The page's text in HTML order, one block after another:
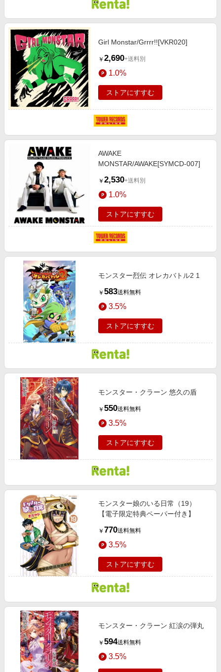
Girl Monstar/Grrrr!![VKR020]
￥ 2,690+送料別
1.0%
ストアにすすむ
AWAKE
MONSTAR/AWAKE[SYMCD-007]
￥ 2,530+送料別
1.0%
ストアにすすむ
モンスター烈伝 オレカバトル2 1
￥ 583送料無料
3.5%
ストアにすすむ
モンスター・クラーン 悠久の盾
￥ 550送料無料
3.5%
ストアにすすむ
モンスター娘のいる日常（19）
【電子限定特典ペーパー付き】
￥ 770送料無料
3.5%
ストアにすすむ
モンスター・クラーン 紅涙の弾丸
￥ 594送料無料
3.5%